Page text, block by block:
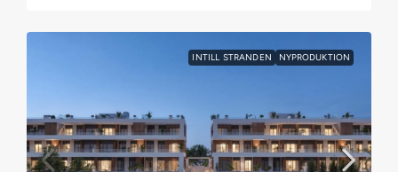
INTILL STRANDEN NYPRODUKTION